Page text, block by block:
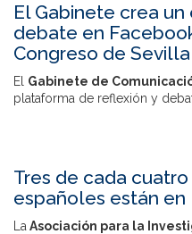
El Gabinete crea
debate en
Congreso de Sevilla
El Gabinete de
plataforma de reflexión y
Tres de cada
españoles están
La Asociación para la